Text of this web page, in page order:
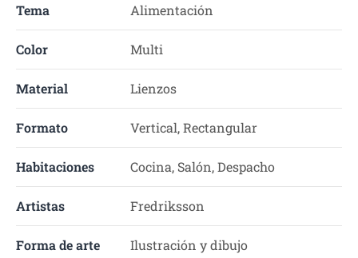
Tema Alimentación
Color Multi
Material Lienzos
Formato Vertical, Rectangular
Habitaciones Cocina, Salón, Despacho
Artistas Fredriksson
Forma de arte Ilustración y dibujo